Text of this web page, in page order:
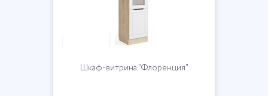
Шкаф-витрина "Флоренция"